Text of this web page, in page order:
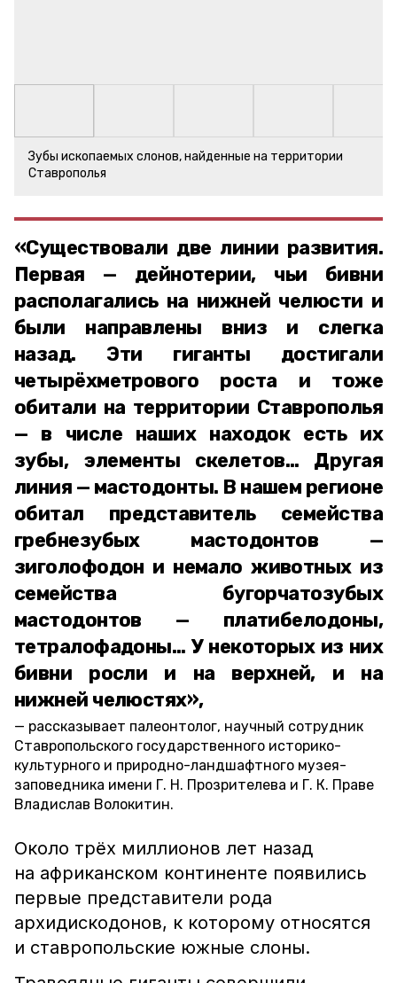
Зубы ископаемых слонов, найденные на территории
Ставрополья
«Существовали две линии развития.
Первая — дейнотерии, чьи бивни
располагались на нижней челюсти и
были направлены вниз и слегка
назад. Эти гиганты достигали
четырёхметрового роста и тоже
обитали на территории Ставрополья
— в числе наших находок есть их
зубы, элементы скелетов… Другая
линия — мастодонты. В нашем регионе
обитал представитель семейства
гребнезубых мастодонтов —
зиголофодон и немало животных из
семейства бугорчатозубых
мастодонтов — платибелодоны,
тетралофадоны… У некоторых из них
бивни росли и на верхней, и на
нижней челюстях»,
рассказывает палеонтолог, научный сотрудник
Ставропольского государственного историко-
культурного и природно-ландшафтного музея-
заповедника имени Г. Н. Прозрителева и Г. К. Праве
Владислав Волокитин.
Около трёх миллионов лет назад
на африканском континенте появились
первые представители рода
архидискодонов, к которому относятся
и ставропольские южные слоны.